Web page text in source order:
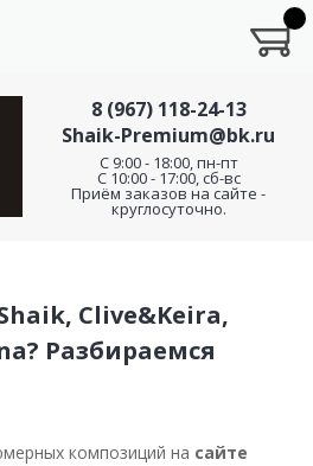
8 (967) 118-24-13
Shaik-Premium@bk.ru
C 9:00 - 18:00, пн-пт
С 10:00 - 17:00, сб-вс
Приём заказов на сайте -
круглосуточно.
Clive&Keira,
Разбираемся
композиций на сайте